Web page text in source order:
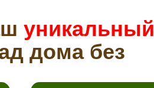
уникальный
дома без